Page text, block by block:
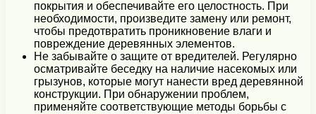
покрытия и обеспечивайте его целостность. При
необходимости, произведите замену или ремонт,
чтобы предотвратить проникновение влаги и
повреждение деревянных элементов.
Не забывайте о защите от вредителей. Регулярно
осматривайте беседку на наличие насекомых или
грызунов, которые могут нанести вред деревянной
конструкции. При обнаружении проблем,
применяйте соответствующие методы борьбы с